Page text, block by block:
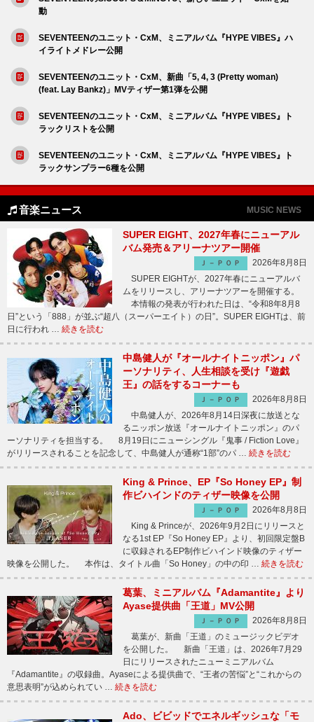
動
SEVENTEENのユニット・CxM、ミニアルバム『HYPE VIBES』ハ
イライトメドレー公開
SEVENTEENのユニット・CxM、新曲「5, 4, 3 (Pretty woman)
(feat. Lay Bankz)」MVティザー第1弾を公開
SEVENTEENのユニット・CxM、ミニアルバム『HYPE VIBES』ト
ラックリストを公開
SEVENTEENのユニット・CxM、ミニアルバム『HYPE VIBES』ト
ラックサンプラー6種を公開
音楽ニュース MUSIC NEWS
SUPER EIGHT、2027年春にニューアル
バム発売＆アリーナツアー開催
Ｊ－ＰＯＰ
2026年8月8日
SUPER EIGHTが、2027年春にニューアルバ
ムをリリースし、アリーナツアーを開催する。
本情報の発表が行われた日は、“令和8年8月8
日”という「888」が並ぶ“超八（スーパーエイト）の日”。SUPER EIGHTは、前
日に行われ … 続きを読む
中島健人が『オールナイトニッポン』パ
ーソナリティ、人生相談を受け『遊戯
王』の話をするコーナーも
Ｊ－ＰＯＰ
2026年8月8日
中島健人が、2026年8月14日深夜に放送とな
るニッポン放送『オールナイトニッポン』のパ
ーソナリティを担当する。 8月19日にニューシングル『鬼事 / Fiction Love』
がリリースされることを記念して、中島健人が通称“1部”のパ … 続きを読む
King & Prince、EP『So Honey EP』制
作ビハインドのティザー映像を公開
Ｊ－ＰＯＰ
2026年8月8日
King & Princeが、2026年9月2日にリリースと
なる1st EP『So Honey EP』より、初回限定盤B
に収録されるEP制作ビハインド映像のティザー
映像を公開した。 本作は、タイトル曲「So Honey」の中の印 … 続きを読む
葛葉、ミニアルバム『Adamantite』より
Ayase提供曲「王道」MV公開
Ｊ－ＰＯＰ
2026年8月8日
葛葉が、新曲「王道」のミュージックビデオ
を公開した。 新曲「王道」は、2026年7月29
日にリリースされたニューミニアルバム
『Adamantite』の収録曲。Ayaseによる提供曲で、“王者の苦悩”と“これからの
意思表明”が込められてい … 続きを読む
Ado、ビビッドでエネルギッシュな「モ